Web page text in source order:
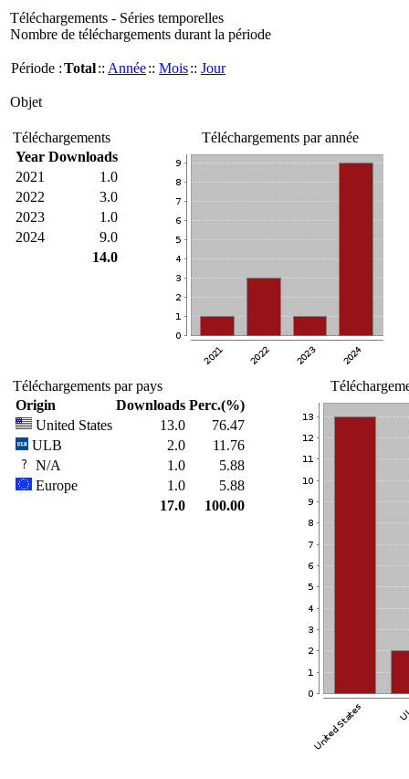
Téléchargements - Séries temporelles
Nombre de téléchargements durant la période
Période :Total:: Année:: Mois:: Jour
Objet
Téléchargements
Year Downloads
2021
1.0
2022
3.0
2023
1.0
2024
9.0
14.0
Téléchargements par année
Téléchargements par pays
Origin
Downloads Perc.(%)
United States
13.0
76.47
ULB
2.0
11.76
N/A
1.0
5.88
Europe
1.0
5.88
17.0
100.00